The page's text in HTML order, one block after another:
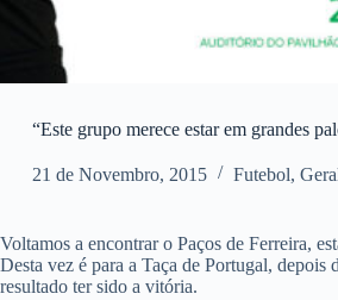
“Este grupo merece estar em grandes
21 de Novembro, 2015 Futebol,
Voltamos a encontrar o Paços de Ferreira,
Desta vez é para a Taça de Portugal, depois
resultado ter sido a vitória.